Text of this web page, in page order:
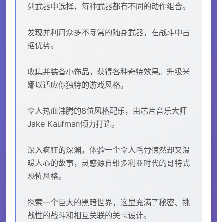
列武器中选择，每种武器都有不同的动作组合。
发现并利用众多不寻常的随身武器，在战斗中占
据优势。
收集并装备小饰品，获得各种奇特效果。升级米
娜以适应你独特的游戏风格。
令人热血沸腾的8位风格配乐，由芯片音乐大师
Jake Kaufman倾力打造。
深入疯狂的深渊，体验一个令人毛骨悚然却又温
暖人心的故事，灵感源自维多利亚时代的哥特式
恐怖风格。
探索一个巨大的黑暗世界，这里充满了秘密、挑
战性的战斗和相互关联的关卡设计。